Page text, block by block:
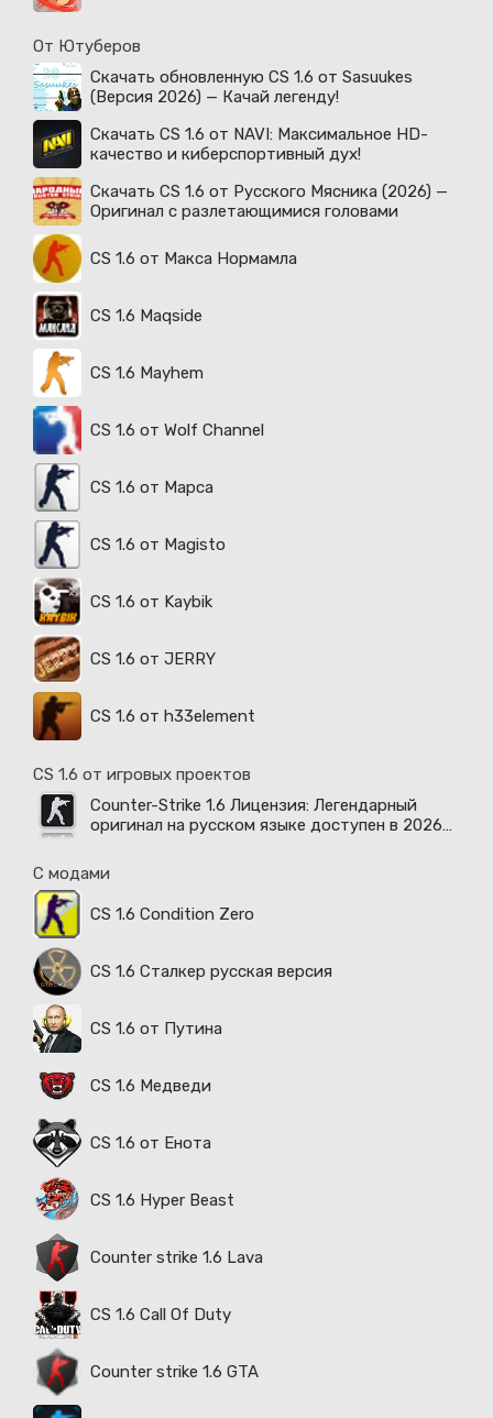
От Ютуберов
Скачать обновленную CS 1.6 от Sasuukes
(Версия 2026) — Качай легенду!
Скачать CS 1.6 от NAVI: Максимальное HD-
качество и киберспортивный дух!
Скачать CS 1.6 от Русского Мясника (2026) —
Оригинал с разлетающимися головами
CS 1.6 от Макса Нормамла
CS 1.6 Maqside
CS 1.6 Mayhem
CS 1.6 от Wolf Channel
CS 1.6 от Марса
CS 1.6 от Magisto
CS 1.6 от Kaybik
CS 1.6 от JERRY
CS 1.6 от h33element
CS 1.6 от игровых проектов
Counter-Strike 1.6 Лицензия: Легендарный
оригинал на русском языке доступен в 2026
С модами
CS 1.6 Condition Zero
CS 1.6 Сталкер русская версия
CS 1.6 от Путина
CS 1.6 Медведи
CS 1.6 от Енота
CS 1.6 Hyper Beast
Counter strike 1.6 Lava
CS 1.6 Call Of Duty
Counter strike 1.6 GTA